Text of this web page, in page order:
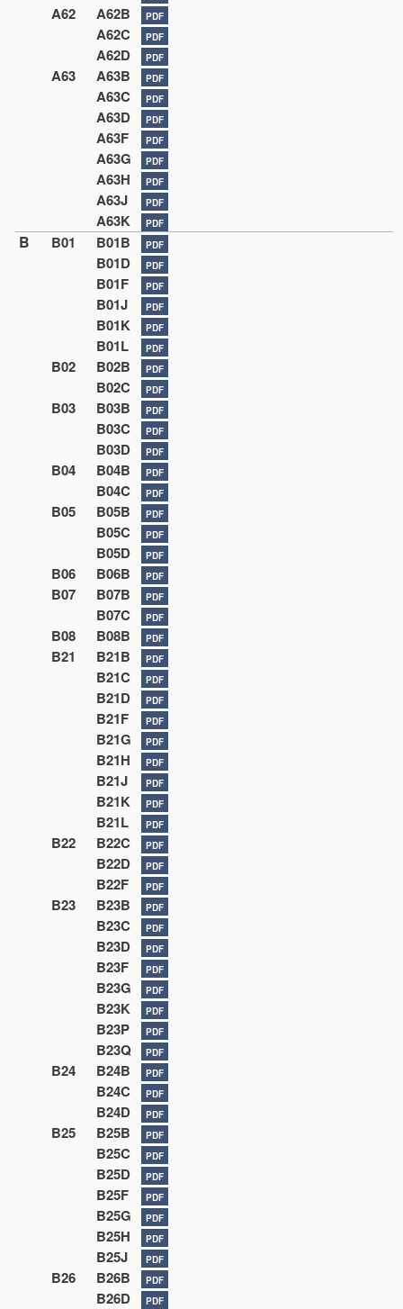
A62 A62B PDF
A62C PDF
A62D PDF
A63 A63B PDF
A63C PDF
A63D PDF
A63F PDF
A63G PDF
A63H PDF
A63J PDF
A63K PDF
B B01 B01B PDF
B01D PDF
B01F PDF
B01J PDF
B01K PDF
B01L PDF
B02 B02B PDF
B02C PDF
B03 B03B PDF
B03C PDF
B03D PDF
B04 B04B PDF
B04C PDF
B05 B05B PDF
B05C PDF
B05D PDF
B06 B06B PDF
B07 B07B PDF
B07C PDF
B08 B08B PDF
B21 B21B PDF
B21C PDF
B21D PDF
B21F PDF
B21G PDF
B21H PDF
B21J PDF
B21K PDF
B21L PDF
B22 B22C PDF
B22D PDF
B22F PDF
B23 B23B PDF
B23C PDF
B23D PDF
B23F PDF
B23G PDF
B23K PDF
B23P PDF
B23Q PDF
B24 B24B PDF
B24C PDF
B24D PDF
B25 B25B PDF
B25C PDF
B25D PDF
B25F PDF
B25G PDF
B25H PDF
B25J PDF
B26 B26B PDF
B26D PDF